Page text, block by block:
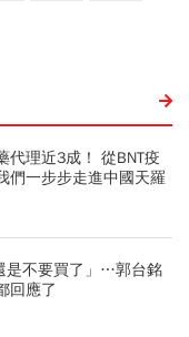
代理近3成！ 從BNT疫
一步步走進中國天羅
是不要買了」…郭台銘
回應了